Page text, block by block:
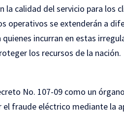
calidad del servicio para los
operativos se extenderán a
incurran en estas
los recursos de la nación.
No. 107-09 como un
el fraude eléctrico mediante la